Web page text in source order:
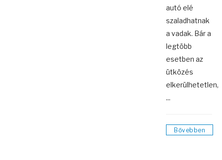
autó elé
szaladhatnak
a vadak. Bár a
legtöbb
esetben az
ütközés
elkerülhetetlen,
...
Bővebben